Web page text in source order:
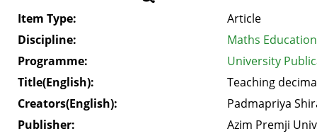
Item Type:
Article
Discipline:
Maths Education
Programme:
University
Title(English):
Teaching
Creators(English):
Padmapriya
Publisher:
Azim Premji